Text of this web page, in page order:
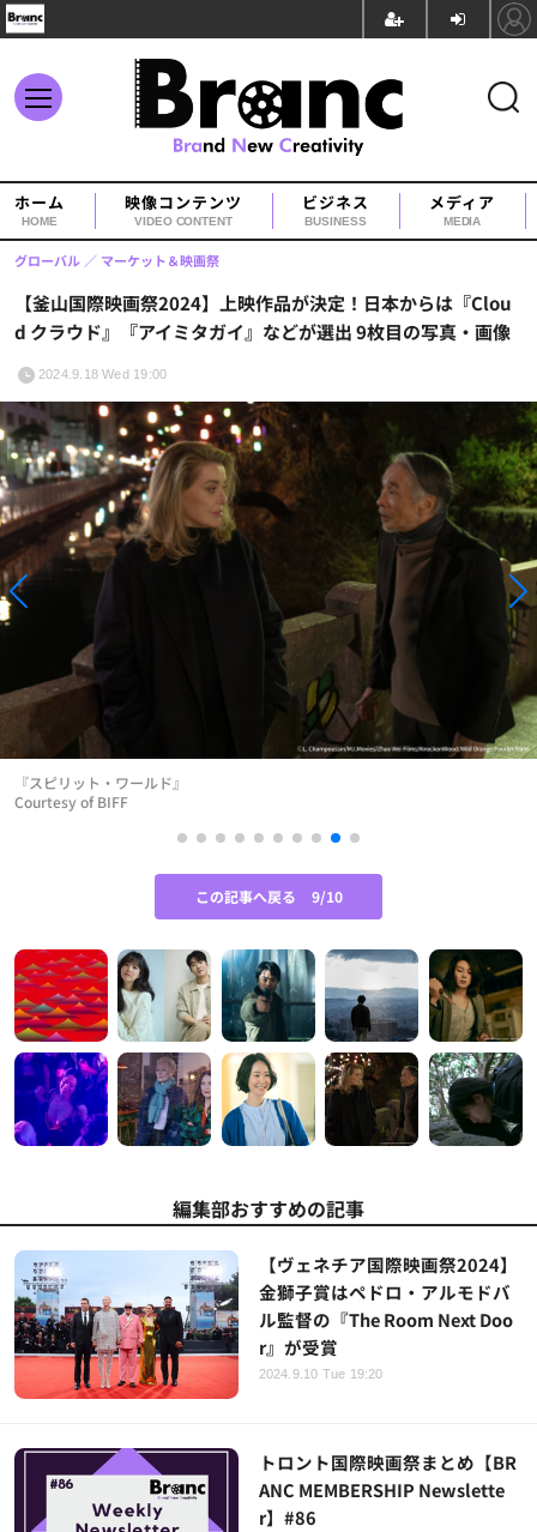
ホーム
HOME
映像コンテンツ
VIDEO CONTENT
ビジネス
BUSINESS
メディア
MEDIA
【釜山国際映画祭2024】上映作品が決定！日本からは『Clou
d クラウド』『アイミタガイ』などが選出 9枚目の写真・画像
グローバル マーケット＆映画祭
2024.9.18 Wed 19:00
Courtesy of BIFF
『スピリット・ワールド』
この記事へ戻る 9/10
編集部おすすめの記事
【ヴェネチア国際映画祭2024】
金獅子賞はペドロ・アルモドバ
ル監督の『The Room Next Doo
r』が受賞
2024.9.10 Tue 19:20
トロント国際映画祭まとめ【BR
ANC MEMBERSHIP Newslette
r】#86